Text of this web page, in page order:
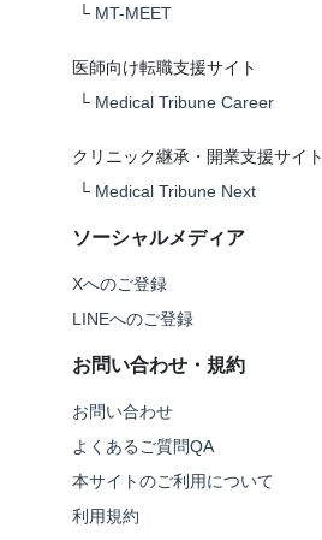
└ MT-MEET
医師向け転職支援サイト
└ Medical Tribune Career
クリニック継承・開業支援サイト
└ Medical Tribune Next
ソーシャルメディア
Xへのご登録
LINEへのご登録
お問い合わせ・規約
お問い合わせ
よくあるご質問QA
本サイトのご利用について
利用規約